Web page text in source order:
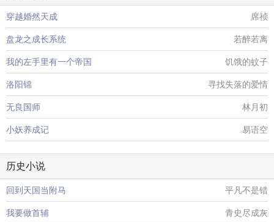
穿越婚然天成 席祯
盘龙之成长系统 若醉若离
我的左手里有一个帝国 饥饿的蚊子
洛阳锦 寻找失落的爱情
无良国师 林月初
小妖养成记 易语空
历史小说
回到天国当附马 平凡不是错
我要做首辅 青史尽成灰